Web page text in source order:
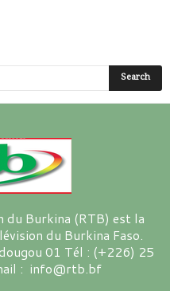
du Burkina (RTB) est la
du Burkina Faso.
01 Tél : (+226) 25
: info@rtb.bf